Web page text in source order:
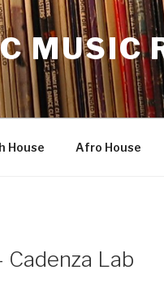
MUSIC
House Afro House
Cadenza Lab